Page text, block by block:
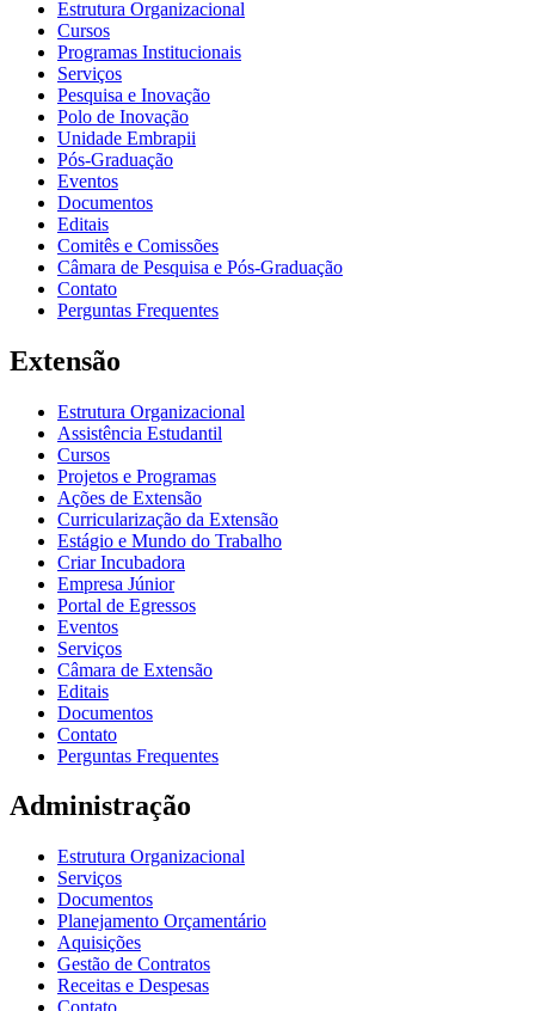
Estrutura Organizacional
Cursos
Programas Institucionais
Serviços
Pesquisa e Inovação
Polo de Inovação
Unidade Embrapii
Pós-Graduação
Eventos
Documentos
Editais
Comitês e Comissões
Câmara de Pesquisa e Pós-Graduação
Contato
Perguntas Frequentes
Extensão
Estrutura Organizacional
Assistência Estudantil
Cursos
Projetos e Programas
Ações de Extensão
Curricularização da Extensão
Estágio e Mundo do Trabalho
Criar Incubadora
Empresa Júnior
Portal de Egressos
Eventos
Serviços
Câmara de Extensão
Editais
Documentos
Contato
Perguntas Frequentes
Administração
Estrutura Organizacional
Serviços
Documentos
Planejamento Orçamentário
Aquisições
Gestão de Contratos
Receitas e Despesas